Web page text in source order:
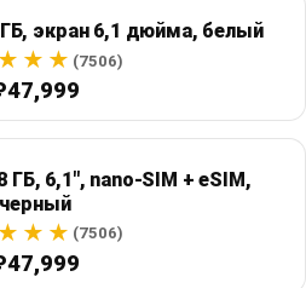
ГБ, экран 6,1 дюйма, белый
(7506)
ГБ, 6,1", nano-SIM + eSIM,
черный
(7506)